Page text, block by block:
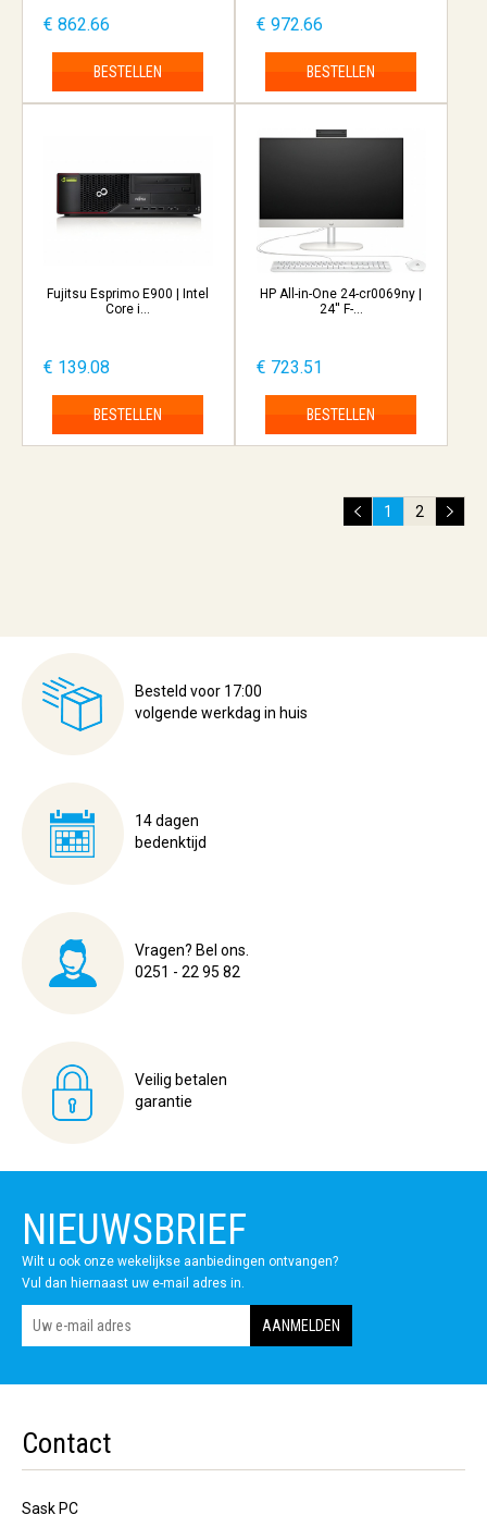
€ 862.66
BESTELLEN
€ 972.66
BESTELLEN
Fujitsu Esprimo E900 | Intel
Core i...
€ 139.08
BESTELLEN
HP All-in-One 24-cr0069ny |
24'' F-...
€ 723.51
BESTELLEN
1 2
Besteld voor 17:00
volgende werkdag in huis
14 dagen
bedenktijd
Vragen? Bel ons.
0251 - 22 95 82
Veilig betalen
garantie
NIEUWSBRIEF
Wilt u ook onze wekelijkse aanbiedingen ontvangen?
Vul dan hiernaast uw e-mail adres in.
Contact
Sask PC